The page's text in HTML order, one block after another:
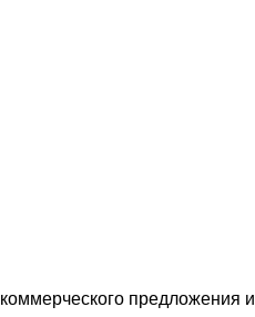
коммерческого предложения и